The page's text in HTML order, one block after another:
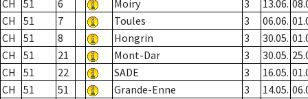
CH 51 6 Moiry 3 13.06.
CH
51 7 Toules 3 06.06.
CH
51 8 Hongrin 3 30.05.
CH
51 21 Mont-Dar 3 30.05.
CH
51 22 SADE 3 16.05.
CH
51 51 Grande-Enne 3 14.05.